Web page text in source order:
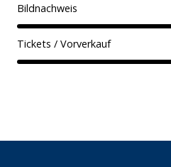
Bildnachweis
Tickets / Vorverkauf